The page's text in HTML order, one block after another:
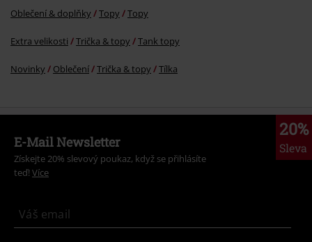
Oblečení & doplňky Topy Topy
Extra velikosti Trička & topy Tank topy
Novinky Oblečení Trička & topy Tílka
20%
Sleva
E-Mail Newsletter
Získejte 20% slevový poukaz, když se přihlásíte
teď! Více